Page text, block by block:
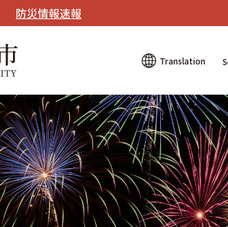
防災情報速報
Translation